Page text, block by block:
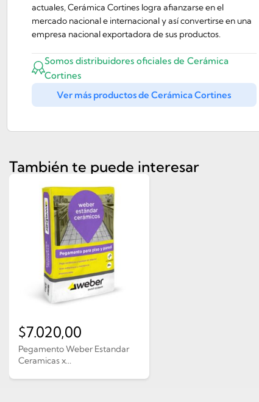
actuales, Cerámica Cortines logra afianzarse en el
mercado nacional e internacional y así convertirse en una
empresa nacional exportadora de sus productos.
Somos distribuidores oficiales de Cerámica
Cortines
Ver más productos de Cerámica Cortines
También te puede interesar
Pegamento Weber Estandar
Ceramicas x...
$7.020,00